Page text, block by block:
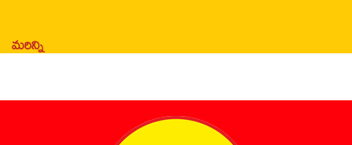
మరిన్ని